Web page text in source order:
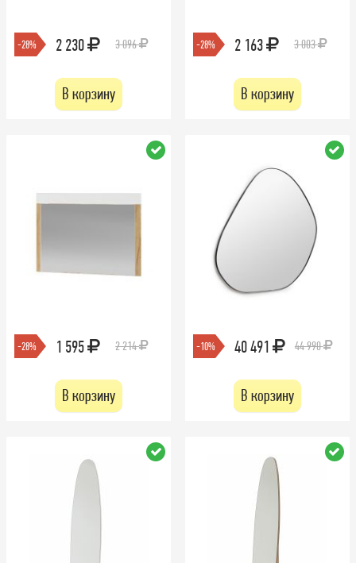
-28% 2 230 3 096
В корзину
-28% 2 163 3 003
В корзину
-28% 1 595 2 214
В корзину
-10% 40 491 44 990
В корзину